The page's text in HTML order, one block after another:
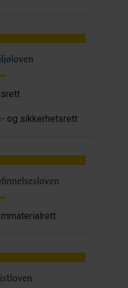
og sikkerhetsrett
Immaterialrett